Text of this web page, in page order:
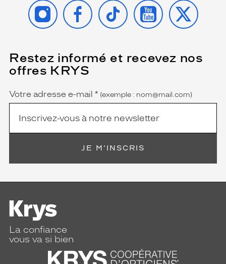
INSTAGRAMFACEBOOK
TIKTOK YOUTUBE
X
Restez informé et recevez nos
offres KRYS
Name
Votre adresse e-mail *
(Ce
champ
est
obligatoire)
(exemple : nom@mail.com)
JE M'INSCRIS
La confiance
vous va si bien